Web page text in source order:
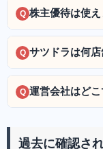
Q 株主優待は使え
Q サツドラは何
Q 運営会社はどこ
過去に確認さ